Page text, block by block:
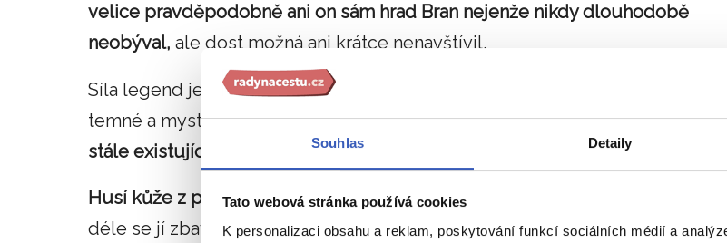
Souhlas Detaily
Tato webová stránka používá cookies
K personalizaci obsahu a reklam, poskytování funkcí sociálních médií a
velice pravděpodobně ani on sám hrad Bran nejenže nikdy dlouhodobě
neobýval, ale dost možná ani krátce nenavštívil.
Síla legend je ale mocná a spousta lidí, respektive čtenářů a diváků, má v
temné a mystické příběhy. A pokud si je lze spojit s konkrétním av
stále existujícím místem,
které navíc Drákulův odkaz hrdě nese dál, tím lépe.
Husí kůže z příjemného pocitu bání se a strachu naskočí o to rychleji
déle se jí zbavit. Snad i proto se nad nesprávným označením hradu Bran